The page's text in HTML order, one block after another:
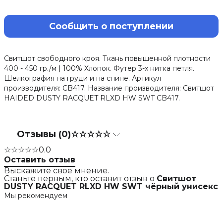
Сообщить о поступлении
Свитшот свободного кроя. Ткань повышенной плотности
400 - 450 гр./м | 100% Хлопок. Футер 3-х нитка петля.
Шелкография на груди и на спине. Артикул
производителя: CB417. Название производителя: Свитшот
HAIDED DUSTY RACQUET RLXD HW SWT CB417.
Отзывы (0)☆☆☆☆☆
☆☆☆☆☆0.0
Оставить отзыв
Выскажите свое мнение.
Станьте первым, кто оставит отзыв о Свитшот
DUSTY RACQUET RLXD HW SWT чёрный унисекс
Мы рекомендуем